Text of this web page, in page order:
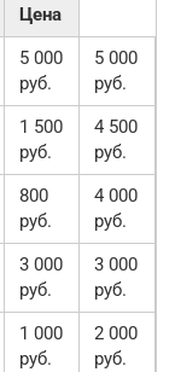
Цена
5 000
руб.
5 000
руб.
1 500
руб.
4 500
руб.
800
руб.
4 000
руб.
3 000
руб.
3 000
руб.
1 000
руб.
2 000
руб.